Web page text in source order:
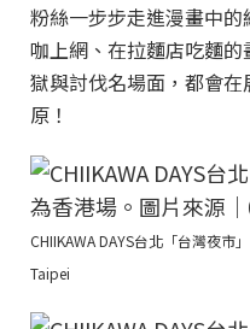
粉絲一步步走進漫畫中
咖上網、在拉麵店吃麵
獄與討伐名場面，都會
原！
CHIIKAWA DAYS台北「台灣夜
Taipei